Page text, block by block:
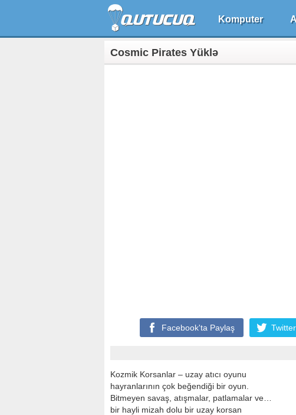
Komputer
Cosmic Pirates Yüklə
Facebook'ta Paylaş
Kozmik Korsanlar – uzay atıcı oyunu
hayranlarının çok beğendiği bir oyun.
Bitmeyen savaş, atışmalar, patlamalar ve…
bir hayli mizah dolu bir uzay korsan